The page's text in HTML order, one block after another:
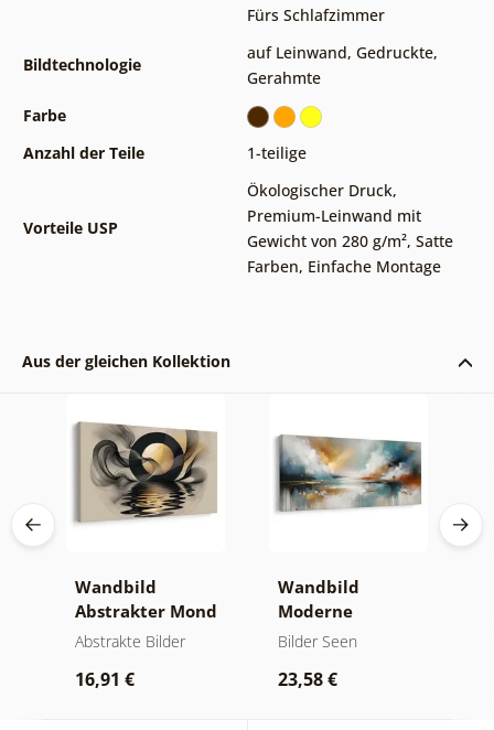
Fürs Schlafzimmer
Bildtechnologie
auf Leinwand, Gedruckte,
Gerahmte
Farbe
Anzahl der Teile
1-teilige
Vorteile USP
Ökologischer Druck,
Premium-Leinwand mit
Gewicht von 280 g/m², Satte
Farben, Einfache Montage
Aus der gleichen Kollektion
Wandbild
Abstrakter Mond
am Wasser
Abstrakte Bilder
16,91 €
Wandbild
Moderne
Abstraktion mit
Bilder Seen
23,58 €